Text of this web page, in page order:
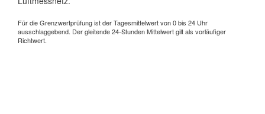
Für die Grenzwertprüfung ist der Tagesmittelwert von 0 bis 24 Uhr
ausschlaggebend. Der gleitende 24-Stunden Mittelwert gilt als vorläufiger
Richtwert.